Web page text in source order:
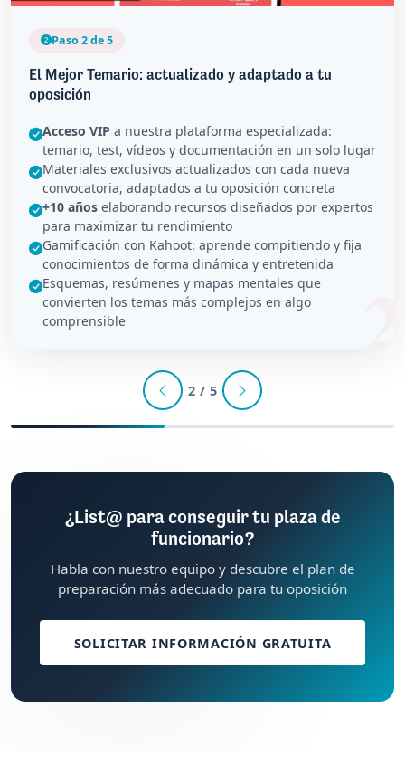
Paso 2 de 5
El Mejor Temario: actualizado y adaptado a tu
oposición
Acceso VIP a nuestra plataforma especializada:
temario, test, vídeos y documentación en un solo lugar
Materiales exclusivos actualizados con cada nueva
convocatoria, adaptados a tu oposición concreta
+10 años elaborando recursos diseñados por expertos
para maximizar tu rendimiento
Gamificación con Kahoot: aprende compitiendo y fija
conocimientos de forma dinámica y entretenida
Esquemas, resúmenes y mapas mentales que
convierten los temas más complejos en algo
comprensible
2 / 5
¿List@ para conseguir tu plaza de
funcionario?
Habla con nuestro equipo y descubre el plan de
preparación más adecuado para tu oposición
SOLICITAR INFORMACIÓN GRATUITA